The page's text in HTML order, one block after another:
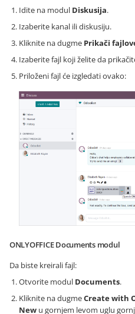
Idite na modul Diskusija.
Izaberite kanal ili diskusiju.
Kliknite na dugme Prikači
Izaberite fajl koji želite da
Priloženi fajl će izgledati ovako:
ONLYOFFICE Documents modul
Da biste kreirali fajl:
Otvorite modul Documents.
Kliknite na dugmeCreate with
New u gornjem levom uglu